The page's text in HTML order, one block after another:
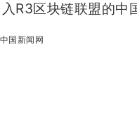
R3区块链联盟的中
国新闻网